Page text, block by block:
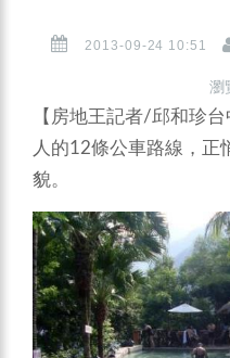
2013-09-24 10:51
瀏
【房地王記者/邱和珍台
人的12條公車路線，正
貌。